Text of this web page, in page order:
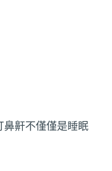
鼻鼾不僅僅是睡眠